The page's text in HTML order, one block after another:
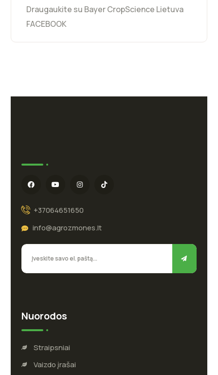
Draugaukite su Bayer CropScience Lietuva
FACEBOOK
+37064651650
info@agrozmones.lt
Nuorodos
Straipsniai
Vaizdo įrašai